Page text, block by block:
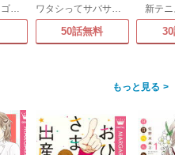
生産性のないニゴリカワ ワタシってサバサバしてるから
50話無料
新テ
>